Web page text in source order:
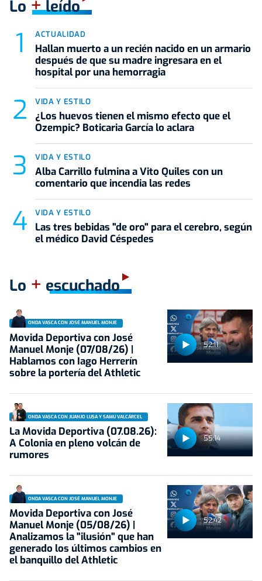
Lo +leído
ACTUALIDAD
Hallan muerto a un recién nacido en un armario
después de que su madre ingresara en el
hospital por una hemorragia
VIDA Y ESTILO
¿Los huevos tienen el mismo efecto que el
Ozempic? Boticaria García lo aclara
VIDA Y ESTILO
Alba Carrillo fulmina a Vito Quiles con un
comentario que incendia las redes
VIDA Y ESTILO
Las tres bebidas "de oro" para el cerebro, según
el médico David Céspedes
Lo + escuchado
52:11
ONDA VASCA CON JOSÉ MANUEL MONJE
Movida Deportiva con José
Manuel Monje (07/08/26) |
Hablamos con Iago Herrerín
sobre la portería del Athletic
55:14
ONDA VASCA CON JUANJO LUSA Y SAMU VALCÁRCEL
La Movida Deportiva (07.08.26):
A Colonia en pleno volcán de
rumores
52:42
ONDA VASCA CON JOSÉ MANUEL MONJE
Movida Deportiva con José
Manuel Monje (05/08/26) |
Analizamos la "ilusión" que han
generado los últimos cambios en
el banquillo del Athletic